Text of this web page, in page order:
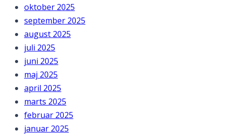
oktober 2025
september 2025
august 2025
juli 2025
juni 2025
maj 2025
april 2025
marts 2025
februar 2025
januar 2025